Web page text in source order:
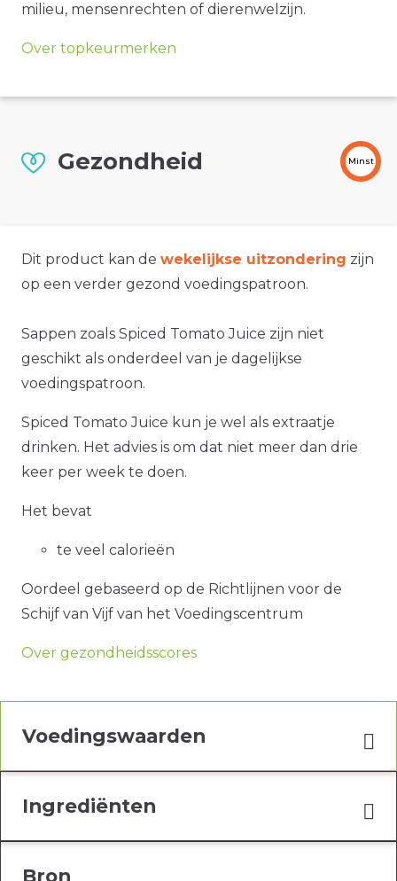
milieu, mensenrechten of dierenwelzijn.
Over topkeurmerken
Gezondheid Minst
Dit product kan de wekelijkse uitzondering zijn
op een verder gezond voedingspatroon.
Sappen zoals Spiced Tomato Juice zijn niet
geschikt als onderdeel van je dagelijkse
voedingspatroon.
Spiced Tomato Juice kun je wel als extraatje
drinken. Het advies is om dat niet meer dan drie
keer per week te doen.
Het bevat
te veel calorieën
Oordeel gebaseerd op de Richtlijnen voor de
Schijf van Vijf van het Voedingscentrum
Over gezondheidsscores
Voedingswaarden
Ingrediënten
Bron